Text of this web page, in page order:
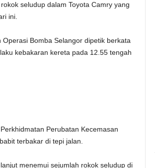
seludup dalam Toyota Camry yang
ini.
Operasi Bomba Selangor dipetik berkata
kebakaran kereta pada 12.55 tengah
Perubatan Kecemasan
terbakar di tepi jalan.
menemui sejumlah rokok seludup di